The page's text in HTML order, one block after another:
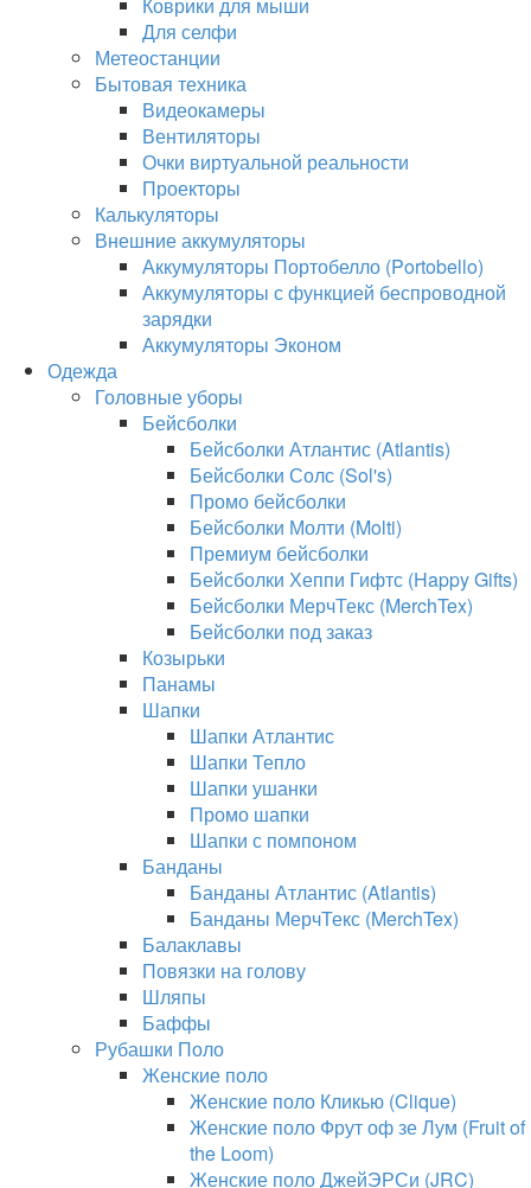
Для селфи
Метеостанции
Бытовая техника
Видеокамеры
Вентиляторы
Очки виртуальной реальности
Проекторы
Калькуляторы
Внешние аккумуляторы
Аккумуляторы Портобелло (Portobello)
Аккумуляторы с функцией беспроводной
зарядки
Аккумуляторы Эконом
Одежда
Головные уборы
Бейсболки
Бейсболки Атлантис (Atlantis)
Бейсболки Солс (Sol's)
Промо бейсболки
Бейсболки Молти (Molti)
Премиум бейсболки
Бейсболки Хеппи Гифтс (Happy Gifts)
Бейсболки МерчТекс (MerchTex)
Бейсболки под заказ
Козырьки
Панамы
Шапки
Шапки Атлантис
Шапки Тепло
Шапки ушанки
Промо шапки
Шапки с помпоном
Банданы
Банданы Атлантис (Atlantis)
Банданы МерчТекс (MerchTex)
Балаклавы
Повязки на голову
Шляпы
Баффы
Рубашки Поло
Женские поло
Женские поло Кликью (Clique)
Женские поло Фрут оф зе Лум (Fruit of
the Loom)
Женские поло ДжейЭРСи (JRC)